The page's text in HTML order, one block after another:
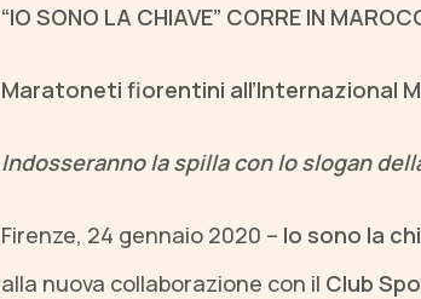
“IO SONO LA CHIAVE” CORRE IN
Maratoneti fiorentini all’Internazional
Indosseranno la spilla con lo slogan
Firenze, 24 gennaio 2020 – Io sono la
alla nuova collaborazione con il Club